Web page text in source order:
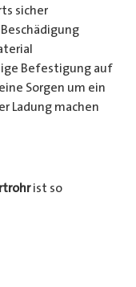
sicher
Befestigung auf
Sorgen um ein
Ladung machen
ist so
kann